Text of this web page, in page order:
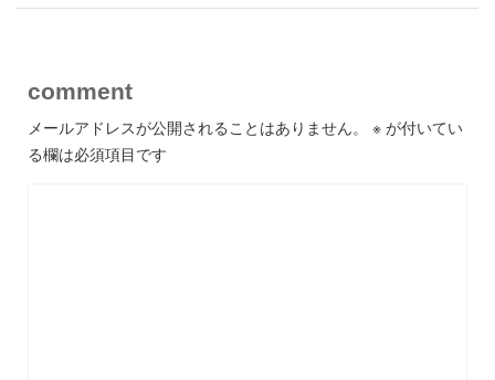
comment
メールアドレスが公開されることはありません。 ※ が付いてい
る欄は必須項目です